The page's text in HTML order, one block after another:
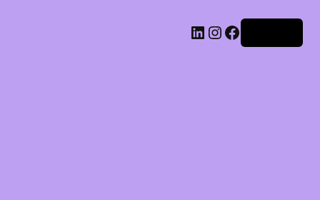
LinkedIn
Instagram
Facebook